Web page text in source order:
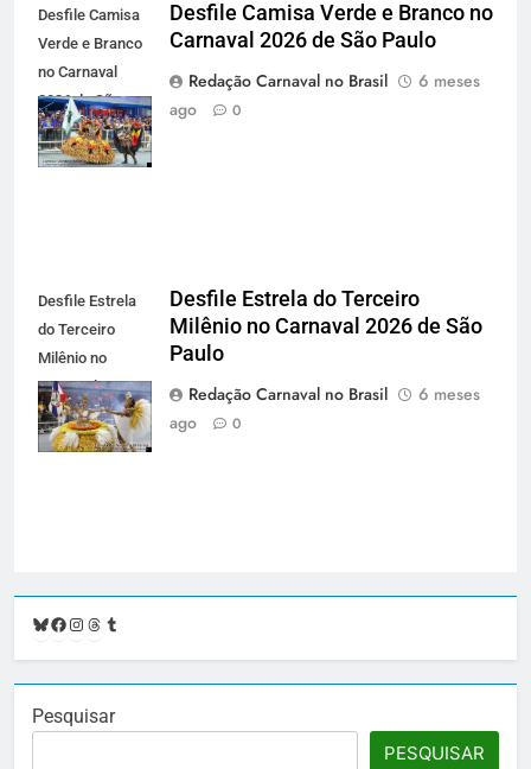
Desfile Camisa
Verde e Branco
no Carnaval
2026 de São
Paulo -
carnavalnobrasil.com.br
Desfile Camisa Verde e Branco no
Carnaval 2026 de São Paulo
Redação Carnaval no Brasil
6 meses
ago
0
Desfile Estrela
do Terceiro
Milênio no
Carnaval 2026
de São Paulo -
carnavalnobrasil.com.br
Desfile Estrela do Terceiro
Milênio no Carnaval 2026 de São
Paulo
Redação Carnaval no Brasil
6 meses
ago
0
Bluesky
Facebook
Instagram
Threads
Pesquisar
PESQUISAR